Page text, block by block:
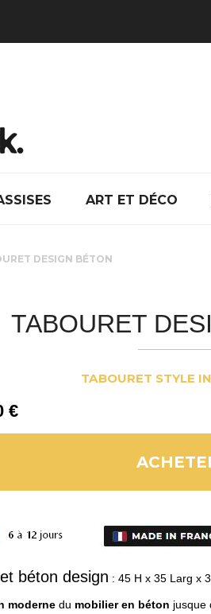
ART ET DÉCO
DESIGN BÉTON
TABOURET
TABOURET STYLE
€
béton design : 45 H x 35 Larg x
moderne du mobilier en béton jusque